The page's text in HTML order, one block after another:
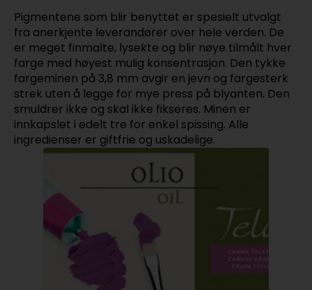
Pigmentene som blir benyttet er spesielt utvalgt
fra anerkjente leverandører over hele verden. De
er meget finmalte, lysekte og blir nøye tilmålt hver
farge med høyest mulig konsentrasjon. Den tykke
fargeminen på 3,8 mm avgir en jevn og fargesterk
strek uten å legge for mye press på blyanten. Den
smuldrer ikke og skal ikke fikseres. Minen er
innkapslet i edelt tre for enkel spissing. Alle
ingredienser er giftfrie og uskadelige.